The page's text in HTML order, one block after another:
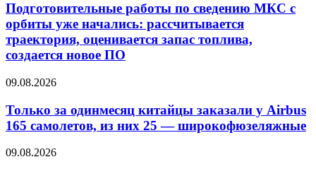
Подготовительные работы по сведению МКС с
орбиты уже начались: рассчитывается
траектория, оценивается запас топлива,
создается новое ПО
09.08.2026
Только за одинмесяц китайцы заказали у Airbus
165 самолетов, из них 25 — широкофюзеляжные
09.08.2026